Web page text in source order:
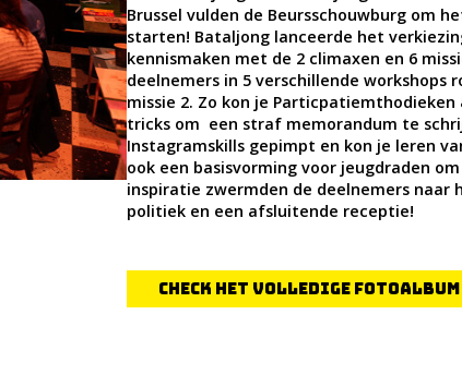
Brussel vulden de Beursschouwburg om
starten! Bataljong lanceerde het
kennismaken met de 2 climaxen en 6
deelnemers in 5 verschillende workshops
missie 2. Zo kon je
tricks om een straf memorandum te
Instagramskills gepimpt en kon je leren
ook een basisvorming voor jeugdraden
inspiratie zwermden de deelnemers naar
politiek en een afsluitende receptie!
Check het volledige